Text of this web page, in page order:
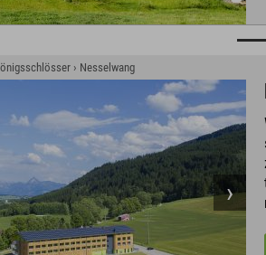
› Nesselwang